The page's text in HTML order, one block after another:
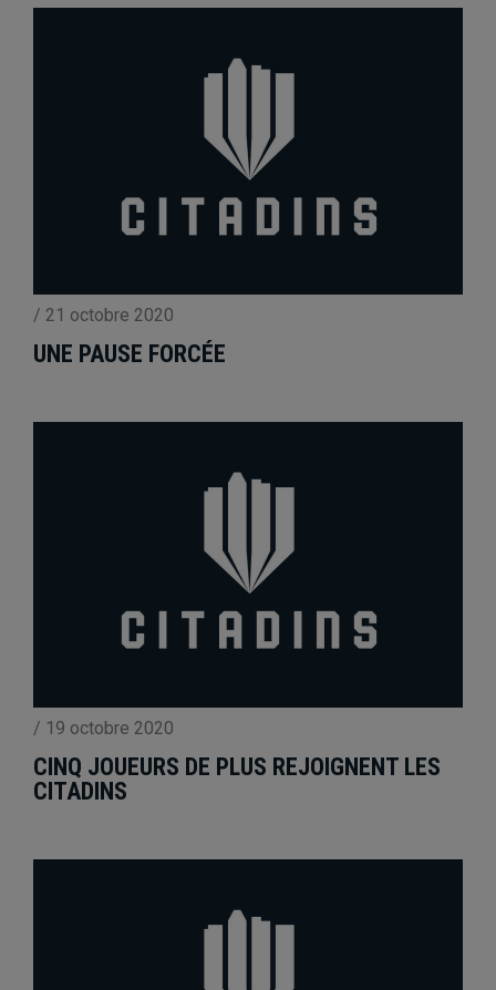
/ 21 octobre 2020
UNE PAUSE FORCÉE
/ 19 octobre 2020
CINQ JOUEURS DE PLUS REJOIGNENT LES
CITADINS